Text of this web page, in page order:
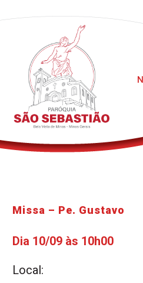
Missa – Pe. Gustavo
Dia 10/09 às 10h00
Local: